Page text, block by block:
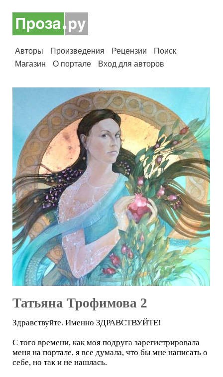
Авторы Произведения Рецензии
Поиск
Магазин
О портале Вход для авторов
Татьяна Трофимова 2
Здравствуйте. Именно ЗДРАВСТВУЙТЕ!
С того времени, как моя подруга зарегистрировала
меня на портале, я все думала, что бы мне написать о
себе, но так и не нашлась.